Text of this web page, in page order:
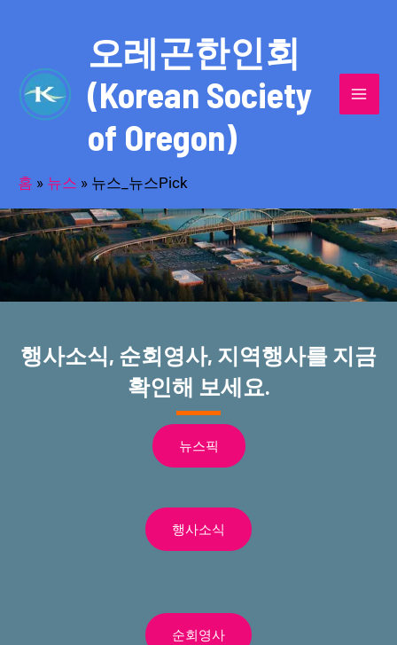
오레곤한인회
(Korean Society
of Oregon)
홈 » 뉴스 » 뉴스_뉴스Pick
반세기의 세월을 품고 동포사회를 섬겨온
오레곤한인회!
행사소식, 순회영사, 지역행사를 지금
확인해 보세요.
뉴스픽
행사소식
순회영사